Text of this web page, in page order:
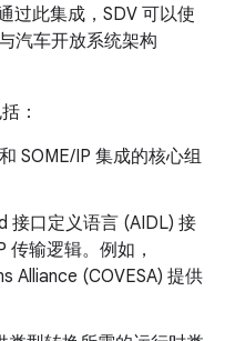
过此集成，SDV 可以使
汽车开放系统架构
：
SOME/IP 集成的核心组
接口定义语言 (AIDL) 接
传输逻辑。例如，
Alliance (COVESA) 提供